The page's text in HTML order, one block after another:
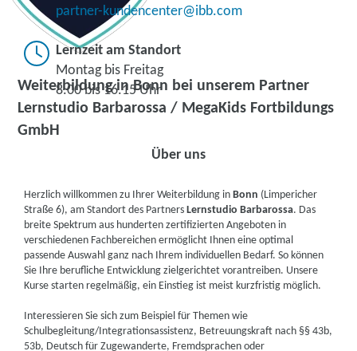
Weiterbildung in Bonn bei unserem Partner
Lernstudio Barbarossa / MegaKids Fortbildungs
GmbH
partner-kundencenter@ibb.com
Lernzeit am Standort
Montag bis Freitag
8.00 bis 16.15 Uhr
Über uns
Herzlich willkommen zu Ihrer Weiterbildung inBonn (Limpericher
Straße 6), am Standort des PartnersLernstudio Barbarossa. Das
breite Spektrum aus hunderten zertifizierten Angeboten in
verschiedenen Fachbereichen ermöglicht Ihnen eine optimal
passende Auswahl ganz nach Ihrem individuellen Bedarf. So können
Sie Ihre berufliche Entwicklung zielgerichtet vorantreiben. Unsere
Kurse starten regelmäßig, ein Einstieg ist meist kurzfristig möglich.
Interessieren Sie sich zum Beispiel für Themen wie
Schulbegleitung/Integrationsassistenz, Betreuungskraft nach §§ 43b,
53b, Deutsch für Zugewanderte, Fremdsprachen oder